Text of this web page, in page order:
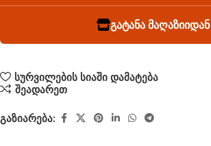
გატანა მაღაზიიდან
სურვილების სიაში დამატება
შეადარეთ
გაზიარება: